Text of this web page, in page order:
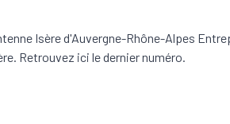
Isère d'Auvergne-Rhône-Alpes
Retrouvez ici le dernier numéro.